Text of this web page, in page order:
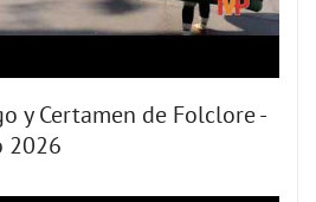
y Certamen de Folclore -
2026